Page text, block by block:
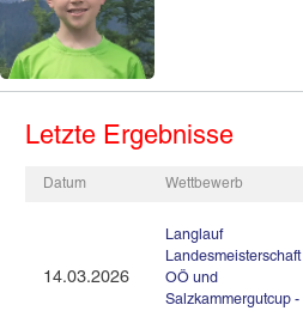
Letzte Ergebnisse
Datum Wettbewerb
14.03.2026
Langlauf
Landesmeisterschaft
OÖ und
Salzkammergutcup -